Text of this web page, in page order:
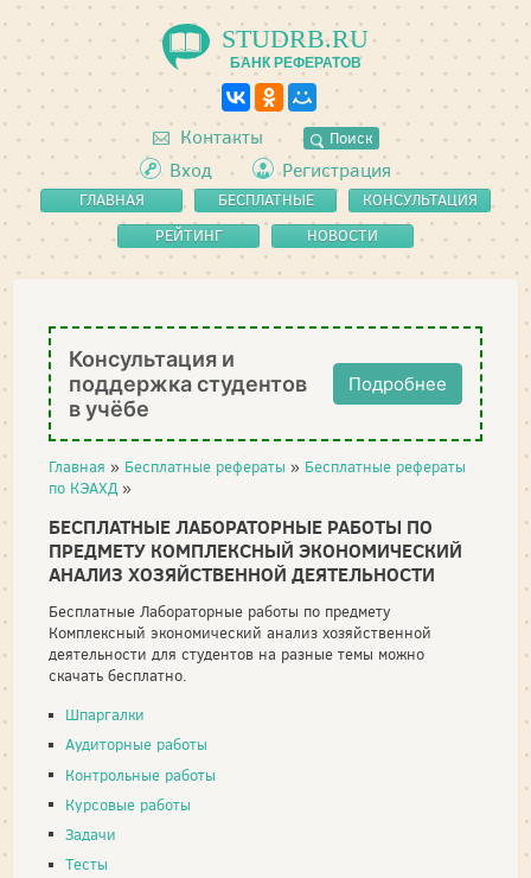
STUDRB.RU
БАНК РЕФЕРАТОВ
Контакты Поиск
Вход Регистрация
ГЛАВНАЯ
БЕСПЛАТНЫЕ
РЕФЕРАТЫ
КОНСУЛЬТАЦИЯ
РЕЙТИНГ
НОВОСТИ
Консультация и
поддержка студентов
в учёбе
Подробнее
Главная » Бесплатные рефераты » Бесплатные рефераты
по КЭАХД»
БЕСПЛАТНЫЕ ЛАБОРАТОРНЫЕ РАБОТЫ ПО
ПРЕДМЕТУ КОМПЛЕКСНЫЙ ЭКОНОМИЧЕСКИЙ
АНАЛИЗ ХОЗЯЙСТВЕННОЙ ДЕЯТЕЛЬНОСТИ
Бесплатные Лабораторные работы по предмету
Комплексный экономический анализ хозяйственной
деятельности для студентов на разные темы можно
скачать бесплатно.
Шпаргалки
Аудиторные работы
Контрольные работы
Курсовые работы
Задачи
Тесты